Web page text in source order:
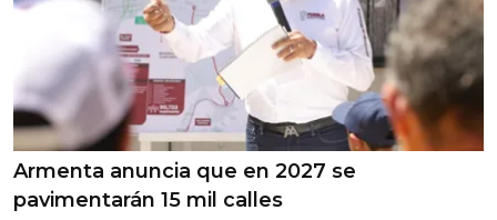
Armenta anuncia que en 2027 se
pavimentarán 15 mil calles